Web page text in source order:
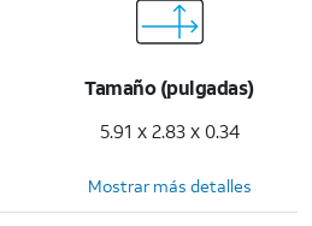
Tamaño (pulgadas)
5.91 x 2.83 x 0.34
Mostrar más detalles